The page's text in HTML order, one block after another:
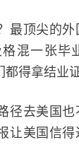
顶尖的外
混一张毕
得拿结业证
去美国也
让美国信得